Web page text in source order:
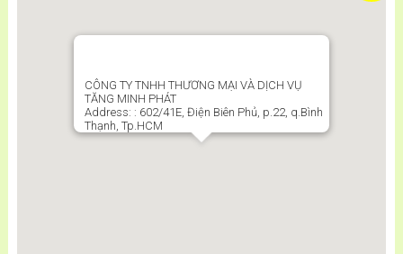
CÔNG TY TNHH THƯƠNG MẠI VÀ DỊCH VỤ
TĂNG MINH PHÁT
Address: : 602/41E, Điện Biên Phủ, p.22, q.Bình
Thạnh, Tp.HCM